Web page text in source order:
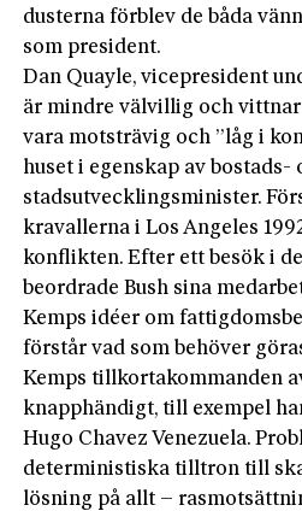
dusterna förblev de båda
som president.
Dan Quayle, vicepresident
är mindre välvillig och vittnar
vara motsträvig och ”låg i
huset i egenskap av bostads-
stadsutvecklingsminister.
kravallerna i Los Angeles
konflikten. Efter ett besök i
beordrade Bush sina
Kemps idéer om
förstår vad som behöver
Kemps tillkortakommanden
knapphändigt, till exempel
Hugo Chavez Venezuela.
deterministiska tilltron till
lösning på allt –